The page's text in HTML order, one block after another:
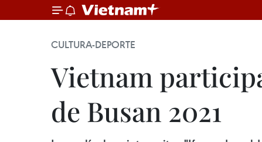
CULTURA-DEPORTE
Vietnam
de Busan 2021